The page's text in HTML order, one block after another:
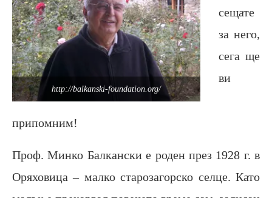
http://balkanski-foundation.org/
сещате
за него,
сега ще
ви
припомним!
Проф. Минко Балкански е роден през 1928 г. в
Оряховица – малко старозагорско селце. Като